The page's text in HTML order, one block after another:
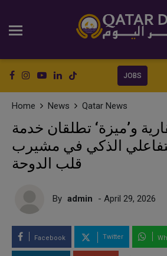
JOBS
Home News Qatar News
و’ميزة‘ تطلقان خدمة
الذكي في مشيرب
قلب الدوحة
By admin - April 29, 2026
Facebook Twitter